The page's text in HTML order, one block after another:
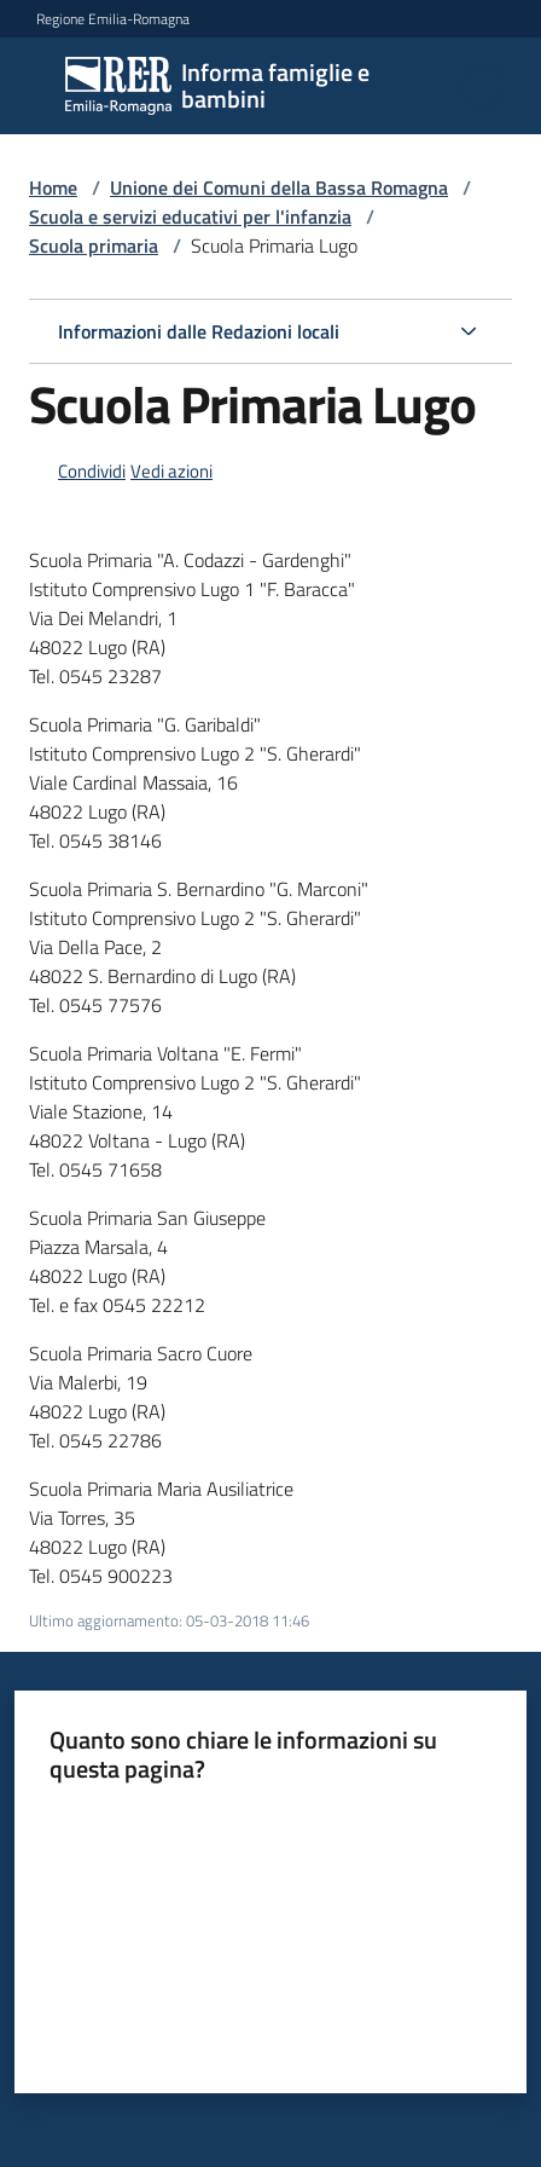
Vai al contenuto
Vai alla navigazione
Vai al footer
Regione Emilia-Romagna
Informa famiglie e
bambini
Informa
famiglie
e
bambini
Informazioni
locali
Newsletter
Home / Unione dei Comuni della Bassa Romagna /
Scuola e servizi educativi per l'infanzia /
Scuola primaria / Scuola Primaria Lugo
Informazioni dalle Redazioni locali
Scuola Primaria Lugo
CondividiVedi azioni
Scuola Primaria "A. Codazzi - Gardenghi"
Istituto Comprensivo Lugo 1 "F. Baracca"
Via Dei Melandri, 1
48022 Lugo (RA)
Tel. 0545 23287
Scuola Primaria "G. Garibaldi"
Istituto Comprensivo Lugo 2 "S. Gherardi"
Viale Cardinal Massaia, 16
48022 Lugo (RA)
Tel. 0545 38146
Scuola Primaria S. Bernardino "G. Marconi"
Istituto Comprensivo Lugo 2 "S. Gherardi"
Via Della Pace, 2
48022 S. Bernardino di Lugo (RA)
Tel. 0545 77576
Scuola Primaria Voltana "E. Fermi"
Istituto Comprensivo Lugo 2 "S. Gherardi"
Viale Stazione, 14
48022 Voltana - Lugo (RA)
Tel. 0545 71658
Scuola Primaria San Giuseppe
Piazza Marsala, 4
48022 Lugo (RA)
Tel. e fax 0545 22212
Scuola Primaria Sacro Cuore
Via Malerbi, 19
48022 Lugo (RA)
Tel. 0545 22786
Scuola Primaria Maria Ausiliatrice
Via Torres, 35
48022 Lugo (RA)
Tel. 0545 900223
Ultimo aggiornamento: 05-03-2018 11:46
Quanto sono chiare le informazioni su
questa pagina?